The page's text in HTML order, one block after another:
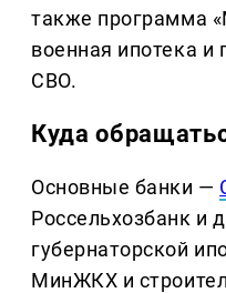
также программа
военная ипотека и
СВО.
Куда
Основные банки —
Россельхозбанк и
губернаторской
МинЖКХ и